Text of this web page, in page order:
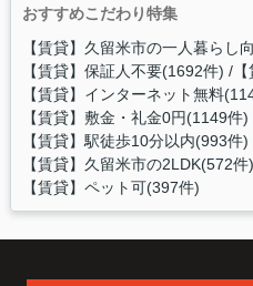
おすすめこだわり特集
【賃貸】久留米市の一人暮らし
【賃貸】保証人不要(1692件) 【
【賃貸】インターネット無料
【賃貸】敷金・礼金0円(1149件)
【賃貸】駅徒歩10分以内(993件)
【賃貸】久留米市の2LDK(572件)
【賃貸】ペット可(397件)